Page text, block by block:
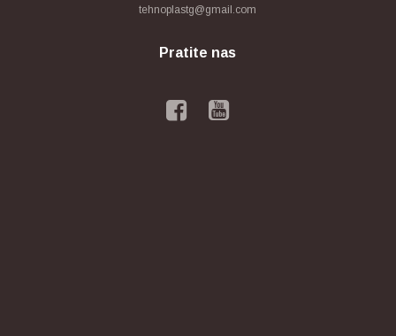
tehnoplastg@gmail.com
Pratite nas